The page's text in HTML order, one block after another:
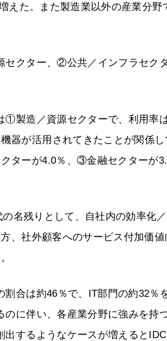
えた。また製造業以外の産業分野
クター、②公共／インフラセク
①製造／資源セクターで、利用率
器が活用されてきたことが関係
ターが4.0％、③金融セクターが
名残りとして、自社内の効率化
、社外顧客へのサービス付加価
合は約46％で、IT部門の約32％
に伴い、各産業分野に強みを持
するようなケースが増えるとIDC